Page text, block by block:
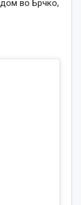
дом во Брчко,